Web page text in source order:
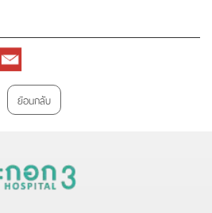
Email
ย้อนกลับ